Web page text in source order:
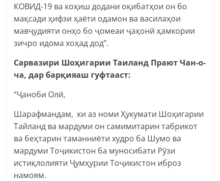
КОВИД-19 ва коҳиш додани оқибатҳои он бо
мақсади ҳифзи ҳаёти одамон ва василаҳои
мавҷудияти онҳо бо ҷомеаи ҷаҳонӣ ҳамкории
зичро идома хоҳад дод”.
Сарвазири Шоҳигарии Таиланд Прают Чан-о-
ча, дар барқияаш гуфтааст:
“Ҷаноби Олӣ,
Шарафмандам, ки аз номи Ҳукумати Шоҳигарии
Тайланд ва мардуми он самимитарин табрикот
ва беҳтарин таманниёти худро ба Шумо ва
мардуми Тоҷикистон ба муносибати Рӯзи
истиқлолияти Ҷумҳурии Тоҷикистон иброз
намоям.